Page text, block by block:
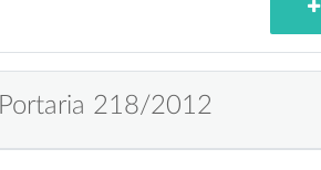
Portaria 218/2012